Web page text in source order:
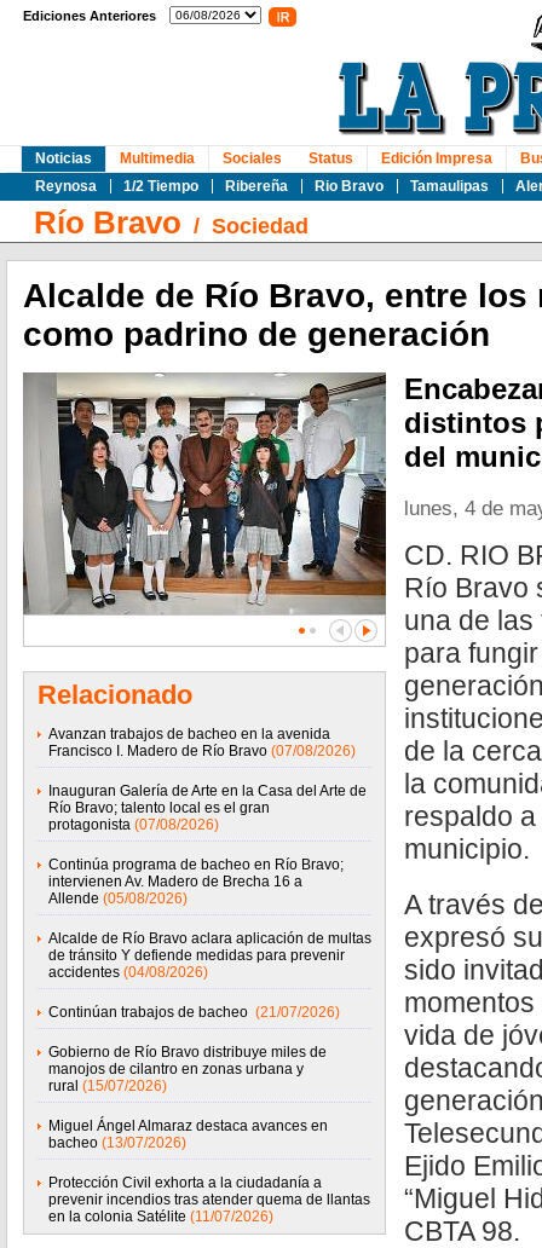
Ediciones Anteriores
Noticias
Reynosa
1/2 Tiempo Ribereña Rio Bravo Tamaulipas
Multimedia Sociales Status Edición Impresa
Río Bravo / Sociedad
Alcalde de Río Bravo, entre
como padrino de generación
Relacionado
Avanzan trabajos de bacheo en la avenida
Francisco I. Madero de Río Bravo (07/08/2026)
Inauguran Galería de Arte en la Casa del Arte de
Río Bravo; talento local es el gran
protagonista (07/08/2026)
Continúa programa de bacheo en Río Bravo;
intervienen Av. Madero de Brecha 16 a
Allende (05/08/2026)
Alcalde de Río Bravo aclara aplicación de multas
de tránsito Y defiende medidas para prevenir
accidentes (04/08/2026)
Continúan trabajos de bacheo (21/07/2026)
Gobierno de Río Bravo distribuye miles de
manojos de cilantro en zonas urbana y
rural (15/07/2026)
Miguel Ángel Almaraz destaca avances en
bacheo (13/07/2026)
Protección Civil exhorta a la ciudadanía a
prevenir incendios tras atender quema de llantas
en la colonia Satélite (11/07/2026)
distintos
del
lunes, 4 de
CD. RIO
Río Bravo
una de
para
de la
la
respaldo
municipio.
A través
expresó
sido
vida de
Ejido
“Miguel
CBTA 98.